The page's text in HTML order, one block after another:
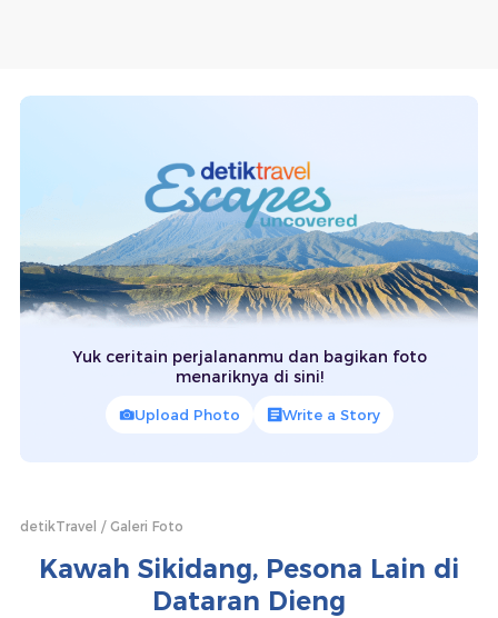
Yuk ceritain perjalananmu dan bagikan foto
menariknya di sini!
Upload Photo Write a Story
detikTravel Galeri Foto
Kawah Sikidang, Pesona Lain di
Dataran Dieng